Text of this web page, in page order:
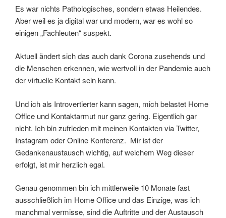
Es war nichts Pathologisches, sondern etwas Heilendes.
Aber weil es ja digital war und modern, war es wohl so
einigen „Fachleuten“ suspekt.
Aktuell ändert sich das auch dank Corona zusehends und
die Menschen erkennen, wie wertvoll in der Pandemie auch
der virtuelle Kontakt sein kann.
Und ich als Introvertierter kann sagen, mich belastet Home
Office und Kontaktarmut nur ganz gering. Eigentlich gar
nicht. Ich bin zufrieden mit meinen Kontakten via Twitter,
Instagram oder Online Konferenz. Mir ist der
Gedankenaustausch wichtig, auf welchem Weg dieser
erfolgt, ist mir herzlich egal.
Genau genommen bin ich mittlerweile 10 Monate fast
ausschließlich im Home Office und das Einzige, was ich
manchmal vermisse, sind die Auftritte und der Austausch